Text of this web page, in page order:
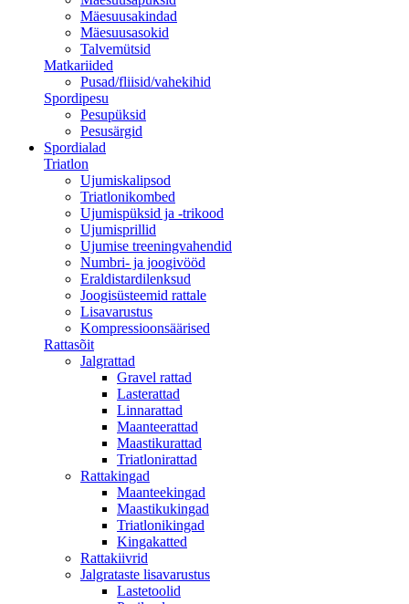
Mäesuusakindad
Mäesuusasokid
Talvemütsid
Matkariided
Pusad/fliisid/vahekihid
Spordipesu
Pesupüksid
Pesusärgid
Spordialad
Triatlon
Ujumiskalipsod
Triatlonikombed
Ujumispüksid ja -trikood
Ujumisprillid
Ujumise treeningvahendid
Numbri- ja joogivööd
Eraldistardilenksud
Joogisüsteemid rattale
Lisavarustus
Kompressioonsäärised
Rattasõit
Jalgrattad
Gravel rattad
Lasterattad
Linnarattad
Maanteerattad
Maastikurattad
Triatlonirattad
Rattakingad
Maanteekingad
Maastikukingad
Triatlonikingad
Kingakatted
Rattakiivrid
Jalgrataste lisavarustus
Lastetoolid